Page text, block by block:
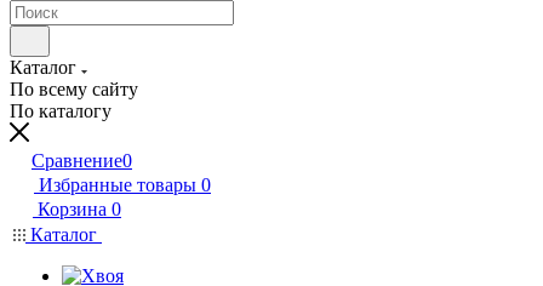
Каталог
По всему сайту
По каталогу
Сравнение0
Избранные товары 0
Корзина 0
Каталог